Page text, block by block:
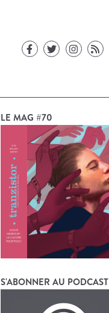
LE MAG #70
S'ABONNER AU PODCAST